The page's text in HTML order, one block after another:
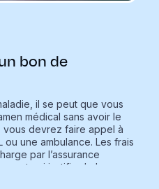
bon de
il se peut que vous
médical sans avoir le
devrez faire appel à
une ambulance. Les frais
par l’assurance
qui justifie de la